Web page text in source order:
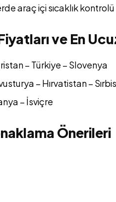
araç içi sıcaklık
ve En
– Türkiye – Slovenya
– Hırvatistan –
– İsviçre
Önerileri